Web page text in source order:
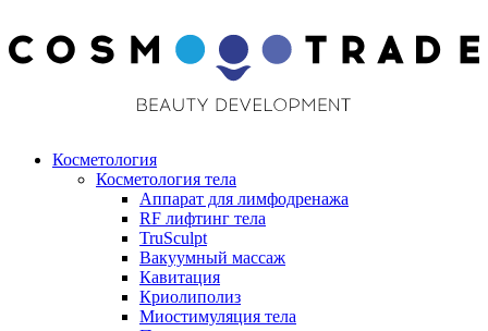
Косметология
Косметология тела
Аппарат для лимфодренажа
RF лифтинг тела
TruSculpt
Вакуумный массаж
Кавитация
Криолиполиз
Миостимуляция тела